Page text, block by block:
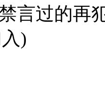
言过的再
)